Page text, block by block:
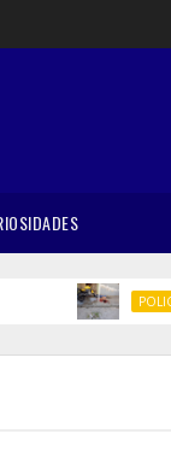
POLICIAL